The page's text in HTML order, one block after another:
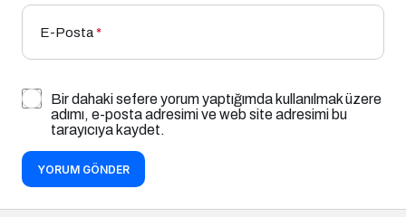
E-Posta*
Bir dahaki sefere yorum yaptığımda kullanılmak üzere
adımı, e-posta adresimi ve web site adresimi bu
tarayıcıya kaydet.
YORUM GÖNDER